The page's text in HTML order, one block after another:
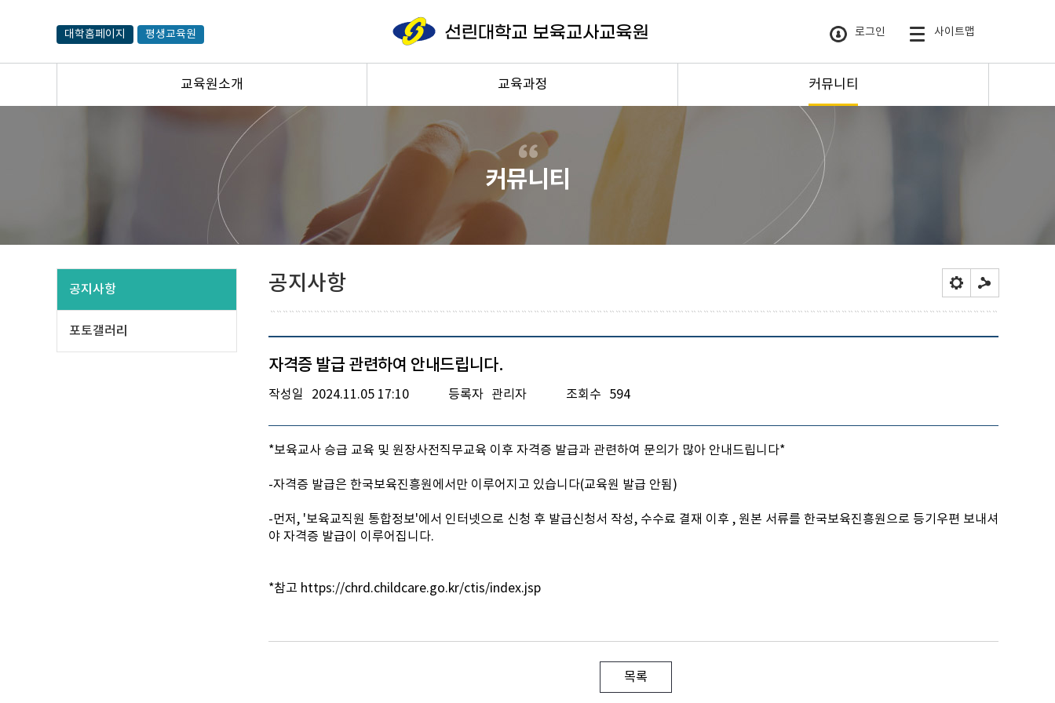
대학홈페이지 평생교육원 로그인 사이트맵
교육원소개 교육과정 커뮤니티
커뮤니티
공지사항
포토갤러리
공지사항
자격증 발급 관련하여 안내드립니다.
작성일 2024.11.05 17:10 등록자 관리자 조회수 594
*보육교사 승급 교육 및 원장사전직무교육 이후 자격증 발급과 관련하여 문의가 많아 안내드립니다*
-자격증 발급은 한국보육진흥원에서만 이루어지고 있습니다(교육원 발급 안됨)
-먼저, '보육교직원 통합정보'에서 인터넷으로 신청 후 발급신청서 작성, 수수료 결재 이후 , 원본 서류를 한국보육진흥원으로 등기우편 보내셔
야 자격증 발급이 이루어집니다.
*참고 https://chrd.childcare.go.kr/ctis/index.jsp
목록